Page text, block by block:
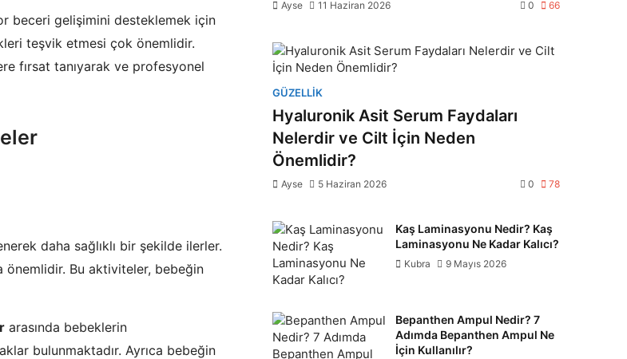
beceri gelişimini desteklemek için
teşvik etmesi çok önemlidir.
fırsat tanıyarak ve profesyonel
daha sağlıklı bir şekilde ilerler.
önemlidir. Bu aktiviteler, bebeğin
arasında bebeklerin
bulunmaktadır. Ayrıca bebeğin
Ayse 11 Haziran 2026 0 66
GÜZELLIK
Hyaluronik Asit Serum Faydaları
Nelerdir ve Cilt İçin Neden
Önemlidir?
Ayse 5 Haziran 2026 0 78
Kaş Laminasyonu Nedir? Kaş
Laminasyonu Ne Kadar Kalıcı?
Kubra 9 Mayıs 2026
Bepanthen Ampul Nedir? 7
Adımda Bepanthen Ampul Ne
İçin Kullanılır?